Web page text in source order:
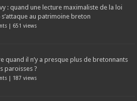
: quand une lecture maximaliste de la loi
s’attaque au patrimoine breton
| 651 views
quand il n’y a presque plus de bretonnants
paroisses ?
| 187 views